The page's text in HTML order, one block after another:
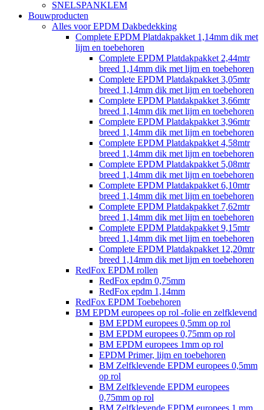
SNELSPANKLEM
Bouwproducten
Alles voor EPDM Dakbedekking
Complete EPDM Platdakpakket 1,14mm dik met
lijm en toebehoren
Complete EPDM Platdakpakket 2,44mtr
breed 1,14mm dik met lijm en toebehoren
Complete EPDM Platdakpakket 3,05mtr
breed 1,14mm dik met lijm en toebehoren
Complete EPDM Platdakpakket 3,66mtr
breed 1,14mm dik met lijm en toebehoren
Complete EPDM Platdakpakket 3,96mtr
breed 1,14mm dik met lijm en toebehoren
Complete EPDM Platdakpakket 4,58mtr
breed 1,14mm dik met lijm en toebehoren
Complete EPDM Platdakpakket 5,08mtr
breed 1,14mm dik met lijm en toebehoren
Complete EPDM Platdakpakket 6,10mtr
breed 1,14mm dik met lijm en toebehoren
Complete EPDM Platdakpakket 7,62mtr
breed 1,14mm dik met lijm en toebehoren
Complete EPDM Platdakpakket 9,15mtr
breed 1,14mm dik met lijm en toebehoren
Complete EPDM Platdakpakket 12,20mtr
breed 1,14mm dik met lijm en toebehoren
RedFox EPDM rollen
RedFox epdm 0,75mm
RedFox epdm 1,14mm
RedFox EPDM Toebehoren
BM EPDM europees op rol -folie en zelfklevend
BM EPDM europees 0,5mm op rol
BM EPDM europees 0,75mm op rol
BM EPDM europees 1mm op rol
EPDM Primer, lijm en toebehoren
BM Zelfklevende EPDM europees 0,5mm
op rol
BM Zelfklevende EPDM europees
0,75mm op rol
BM Zelfklevende EPDM europees 1 mm